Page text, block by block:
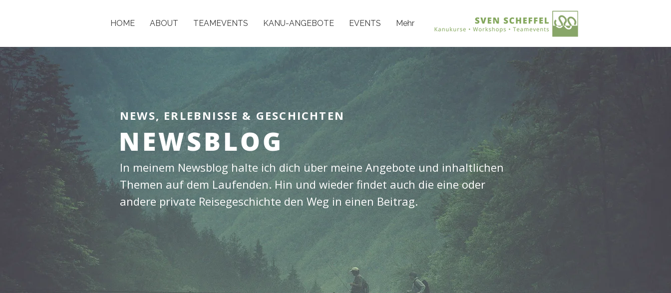
HOME ABOUT TEAMEVENTS KANU-ANGEBOTE EVENTS Mehr
NEWS, ERLEBNISSE & GESCHICHTEN
NEWSBLOG
In meinem Newsblog halte ich dich über meine Angebote und inhaltlichen
Themen auf dem Laufenden. Hin und wieder findet auch die eine oder
andere private Reisegeschichte den Weg in einen Beitrag.